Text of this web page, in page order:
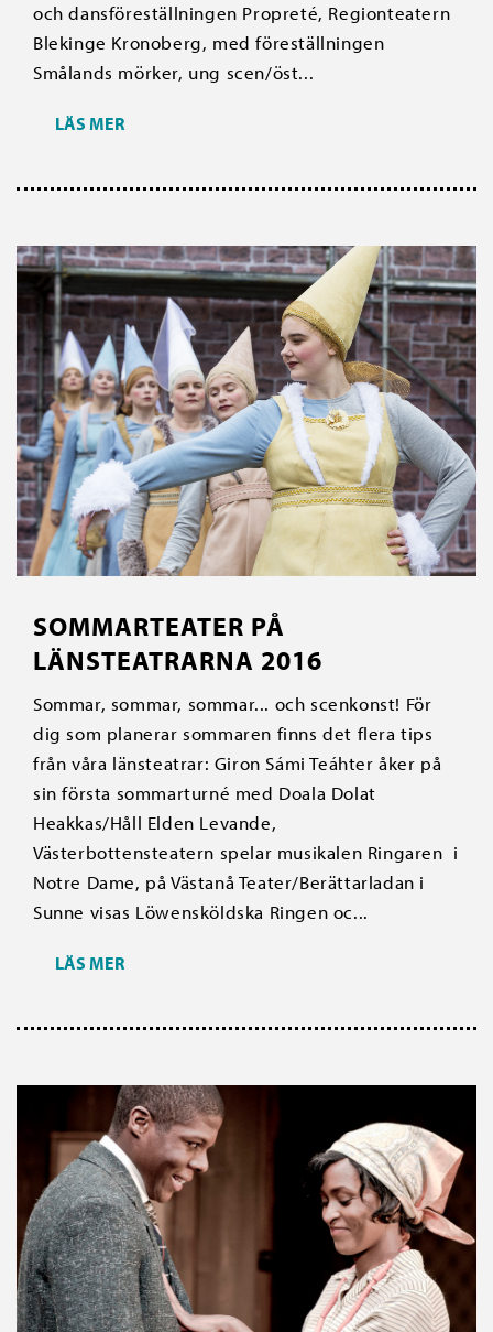
och dansföreställningen Propreté, Regionteatern
Blekinge Kronoberg, med föreställningen
Smålands mörker, ung scen/öst...
LÄS MER
SOMMARTEATER PÅ
LÄNSTEATRARNA 2016
Sommar, sommar, sommar... och scenkonst! För
dig som planerar sommaren finns det flera tips
från våra länsteatrar: Giron Sámi Teáhter åker på
sin första sommarturné med Doala Dolat
Heakkas/Håll Elden Levande,
Västerbottensteatern spelar musikalen Ringaren i
Notre Dame, på Västanå Teater/Berättarladan i
Sunne visas Löwensköldska Ringen oc...
LÄS MER